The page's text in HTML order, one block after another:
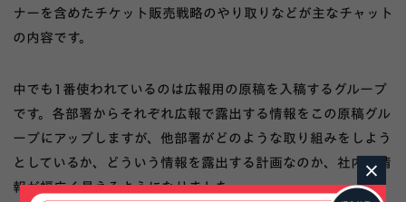
ナーを含めたチケット販売戦略のやり取りなどが主なチャット
の内容です。
中でも1番使われているのは広報用の原稿を入稿するグループ
です。各部署からそれぞれ広報で露出する情報をこの原稿グル
ープにアップしますが、他部署がどのような取り組みをしよう
としているか、どういう情報を露出する計画なのか、社内の情
報が幅広く見えるようになりました。
×